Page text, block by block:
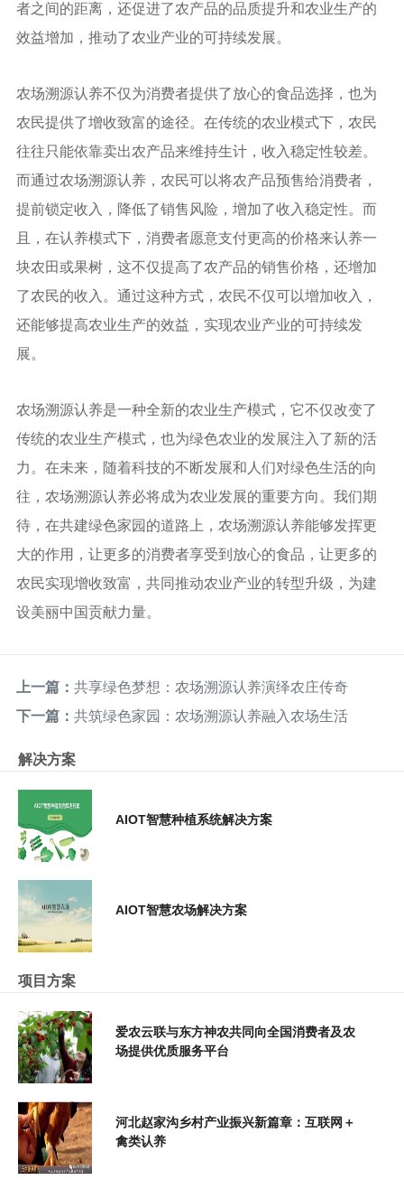
者之间的距离，还促进了农产品的品质提升和农业生产的
效益增加，推动了农业产业的可持续发展。
农场溯源认养不仅为消费者提供了放心的食品选择，也为
农民提供了增收致富的途径。在传统的农业模式下，农民
往往只能依靠卖出农产品来维持生计，收入稳定性较差。
而通过农场溯源认养，农民可以将农产品预售给消费者，
提前锁定收入，降低了销售风险，增加了收入稳定性。而
且，在认养模式下，消费者愿意支付更高的价格来认养一
块农田或果树，这不仅提高了农产品的销售价格，还增加
了农民的收入。通过这种方式，农民不仅可以增加收入，
还能够提高农业生产的效益，实现农业产业的可持续发
展。
农场溯源认养是一种全新的农业生产模式，它不仅改变了
传统的农业生产模式，也为绿色农业的发展注入了新的活
力。在未来，随着科技的不断发展和人们对绿色生活的向
往，农场溯源认养必将成为农业发展的重要方向。我们期
待，在共建绿色家园的道路上，农场溯源认养能够发挥更
大的作用，让更多的消费者享受到放心的食品，让更多的
农民实现增收致富，共同推动农业产业的转型升级，为建
设美丽中国贡献力量。
上一篇： 共享绿色梦想：农场溯源认养演绎农庄传奇
下一篇： 共筑绿色家园：农场溯源认养融入农场生活
解决方案
AIOT智慧种植系统解决方案
AIOT智慧农场解决方案
项目方案
爱农云联与东方神农共同向全国消费者及农
场提供优质服务平台
河北赵家沟乡村产业振兴新篇章：互联网＋
禽类认养